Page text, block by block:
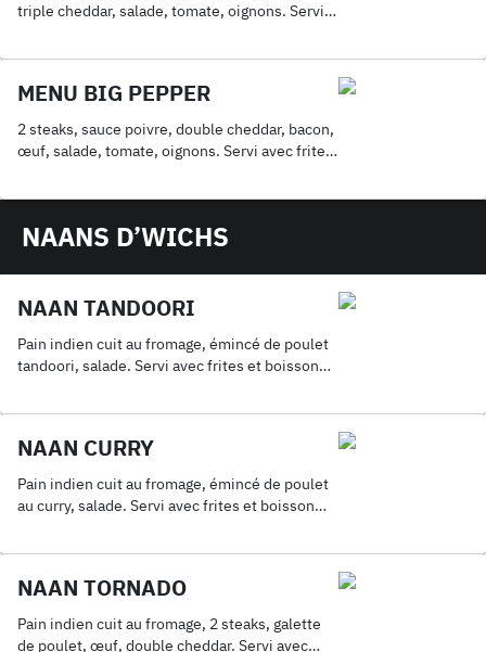
triple cheddar, salade, tomate, oignons. Servi
MENU BIG PEPPER
2 steaks, sauce poivre, double cheddar, bacon,
œuf, salade, tomate, oignons. Servi avec frites
NAANS D’WICHS
NAAN TANDOORI
Pain indien cuit au fromage, émincé de poulet
tandoori, salade. Servi avec frites et boisson
NAAN CURRY
Pain indien cuit au fromage, émincé de poulet
au curry, salade. Servi avec frites et boisson
NAAN TORNADO
Pain indien cuit au fromage, 2 steaks, galette
de poulet, œuf, double cheddar. Servi avec